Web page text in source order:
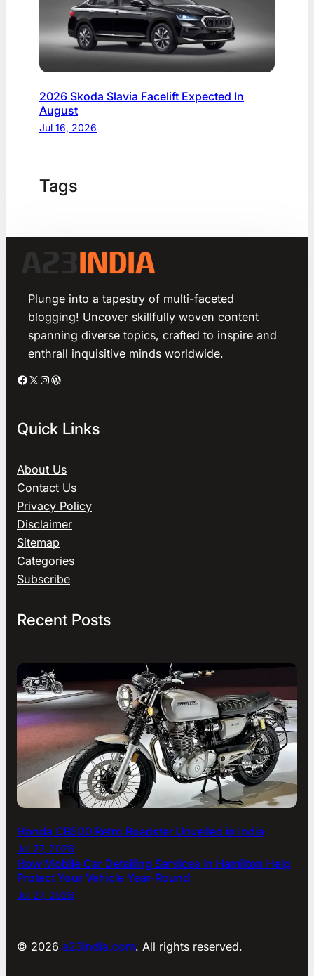
2026 Skoda Slavia Facelift Expected In
August
Jul 16, 2026
Tags
Plunge into a tapestry of multi-faceted
blogging! Uncover skillfully woven content
spanning diverse topics, crafted to inspire and
enthrall inquisitive minds worldwide.
Facebook X Instagram WordPress
Quick Links
About Us
Contact Us
Privacy Policy
Disclaimer
Sitemap
Categories
Subscribe
Recent Posts
Honda CB500 Retro Roadster Unveiled in India
Jul 27, 2026
How Mobile Car Detailing Services in Hamilton Help
Protect Your Vehicle Year-Round
Jul 27, 2026
© 2026 a23india.com. All rights reserved.